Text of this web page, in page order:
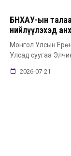
БНХАУ-ын
нийлүүлэхэд
Монгол Улсын
Улсад суугаа
2026-07-21